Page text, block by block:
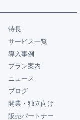
特長
サービス一覧
導入事例
プラン案内
ニュース
ブログ
開業・独立向け
販売パートナー